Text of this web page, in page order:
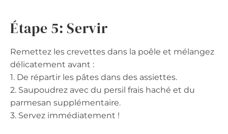
Étape 5: Servir
Remettez les crevettes dans la poêle et mélangez
délicatement avant :
1. De répartir les pâtes dans des assiettes.
2. Saupoudrez avec du persil frais haché et du
parmesan supplémentaire.
3. Servez immédiatement !